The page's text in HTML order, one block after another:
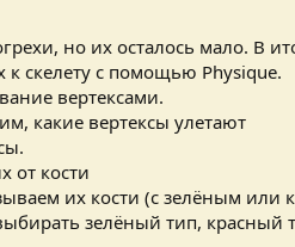
но их осталось мало. В
к скелету с помощью Physique.
вертексами.
какие вертексы улетают
от кости
их кости (с зелёным или
зелёный тип, красный